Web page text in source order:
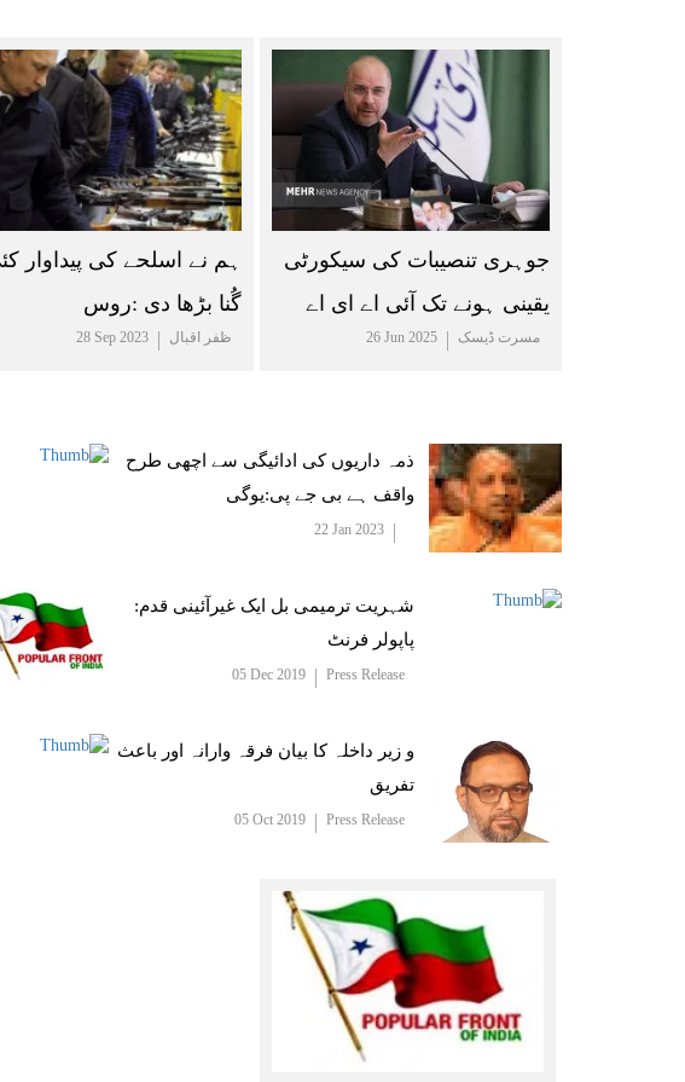
جوہری تنصیبات کی سیکورٹی
یقینی ہونے تک آئی اے ای اے
سے ہر قسم کا تعاون معطل
26 Jun 2025 مسرت ڈیسک
ہم نے اسلحے کی پیداوار
گُنا بڑھا دی :روس
28 Sep 2023 ظفر اقبال
ذمہ داریوں کی ادائیگی سے اچھی طرح
واقف ہے بی جے پی:یوگی
22 Jan 2023
شہریت ترمیمی بل ایک غیرآئینی قدم:
پاپولر فرنٹ
05 Dec 2019 Press Release
و زیر داخلہ کا بیان فرقہ وارانہ اور باعث
تفریق
05 Oct 2019 Press Release